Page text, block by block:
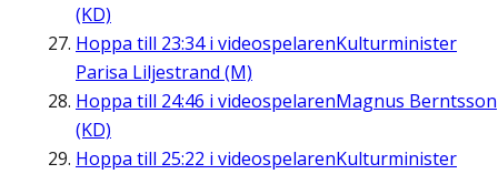
(KD)
Hoppa till 23:34i videospelarenKulturminister
Parisa Liljestrand (M)
Hoppa till 24:46 i videospelarenMagnus Berntsson
(KD)
Hoppa till 25:22 i videospelarenKulturminister